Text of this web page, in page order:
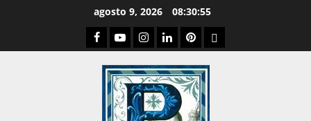
agosto 9, 2026 08:30:55
Facebook
YoutubeInstagram
LinkedPinterestDribbble